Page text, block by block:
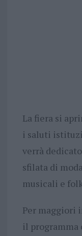
La fiera si
i saluti
verrà
sfilata di
musicali e
Per maggiori
il